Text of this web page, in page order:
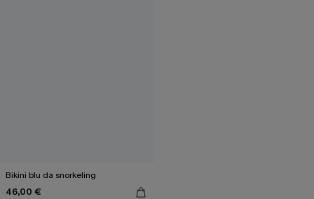
Bikini blu da snorkeling
46,00 €